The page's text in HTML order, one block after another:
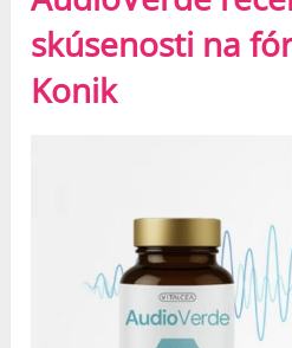
skúsenosti na
Konik